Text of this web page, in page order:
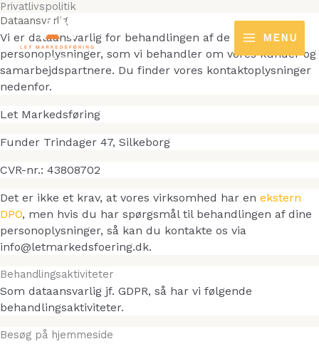
Gå
til
indholdet
MENU
Privatlivspolitik
Dataansvarlig
Vi er dataansvarlig for behandlingen af de
personoplysninger, som vi behandler om vores kunder og
samarbejdspartnere. Du finder vores kontaktoplysninger
nedenfor.
Let Markedsføring
Funder Trindager 47, Silkeborg
CVR-nr.: 43808702
Det er ikke et krav, at vores virksomhed har en ekstern
DPO, men hvis du har spørgsmål til behandlingen af dine
personoplysninger, så kan du kontakte os via
info@letmarkedsfoering.dk.
Behandlingsaktiviteter
Som dataansvarlig jf. GDPR, så har vi følgende
behandlingsaktiviteter.
Besøg på hjemmeside